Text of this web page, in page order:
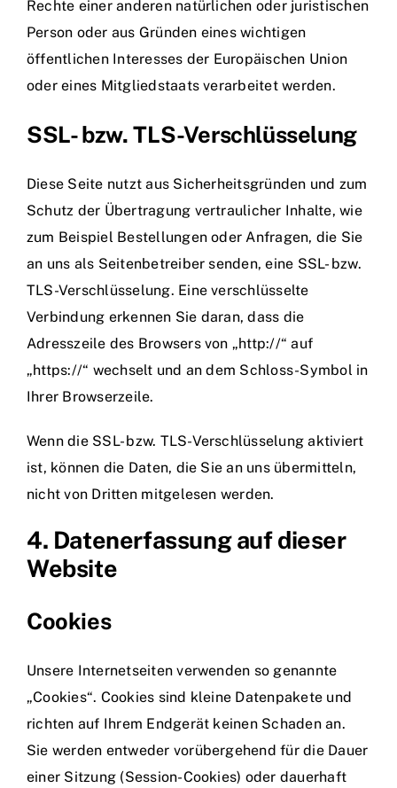
Rechte einer anderen natürlichen oder juristischen
Person oder aus Gründen eines wichtigen
öffentlichen Interesses der Europäischen Union
oder eines Mitgliedstaats verarbeitet werden.
SSL- bzw. TLS-Verschlüsselung
Diese Seite nutzt aus Sicherheitsgründen und zum
Schutz der Übertragung vertraulicher Inhalte, wie
zum Beispiel Bestellungen oder Anfragen, die Sie
an uns als Seitenbetreiber senden, eine SSL- bzw.
TLS-Verschlüsselung. Eine verschlüsselte
Verbindung erkennen Sie daran, dass die
Adresszeile des Browsers von „http://“ auf
„https://“ wechselt und an dem Schloss-Symbol in
Ihrer Browserzeile.
Wenn die SSL- bzw. TLS-Verschlüsselung aktiviert
ist, können die Daten, die Sie an uns übermitteln,
nicht von Dritten mitgelesen werden.
4. Datenerfassung auf dieser
Website
Cookies
Unsere Internetseiten verwenden so genannte
„Cookies“. Cookies sind kleine Datenpakete und
richten auf Ihrem Endgerät keinen Schaden an.
Sie werden entweder vorübergehend für die Dauer
einer Sitzung (Session-Cookies) oder dauerhaft